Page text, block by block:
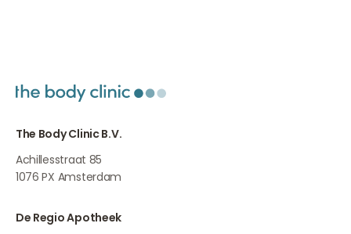
The Body Clinic B.V.
Achillesstraat 85
1076 PX Amsterdam
De Regio Apotheek